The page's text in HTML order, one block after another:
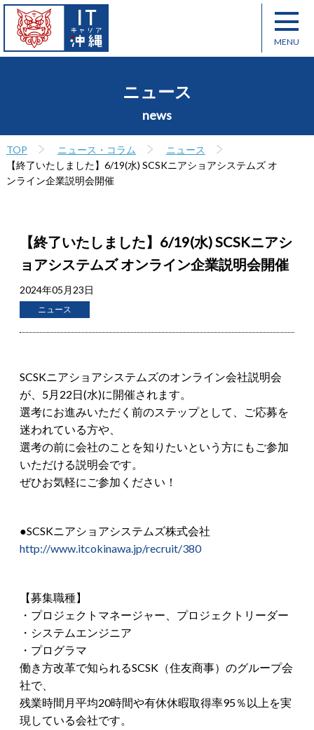
ニュース
news
TOP ニュース・コラム
ニュース
【終了いたしました】6/19(水) SCSKニアショアシステムズ オ
ンライン企業説明会開催
【終了いたしました】6/19(水) SCSKニアシ
ョアシステムズ オンライン企業説明会開催
2024年05月23日
ニュース
SCSKニアショアシステムズのオンライン会社説明会
が、5月22日(水)に開催されます。
選考にお進みいただく前のステップとして、ご応募を
迷われている方や、
選考の前に会社のことを知りたいという方にもご参加
いただける説明会です。
ぜひお気軽にご参加ください！
●SCSKニアショアシステムズ株式会社
http://www.itcokinawa.jp/recruit/380
【募集職種】
・プロジェクトマネージャー、プロジェクトリーダー
・システムエンジニア
・プログラマ
働き方改革で知られるSCSK（住友商事）のグループ会
社で、
残業時間月平均20時間や有休休暇取得率95％以上を実
現している会社です。